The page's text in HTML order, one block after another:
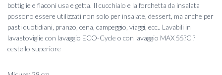
era:
13,00 €.
è:
11,40 €.
bottiglie e flaconi usa e getta. Il cucchiaio e la forchetta da insalata
possono essere utilizzati non solo per insalate, dessert, ma anche per
pasti quotidiani, pranzo, cena, campeggio, viaggi, ecc.. Lavabili in
lavastoviglie con lavaggio ECO-Cycle o con lavaggio MAX 55?C ?
cestello superiore